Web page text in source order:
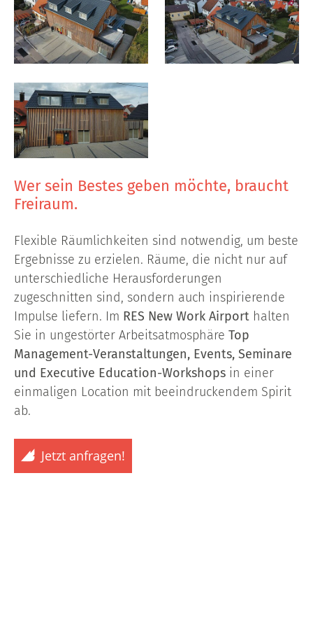
Wer sein Bestes geben möchte, braucht
Freiraum.
Flexible Räumlichkeiten sind notwendig, um beste
Ergebnisse zu erzielen. Räume, die nicht nur auf
unterschiedliche Herausforderungen
zugeschnitten sind, sondern auch inspirierende
Impulse liefern. Im RES New Work Airport halten
Sie in ungestörter Arbeitsatmosphäre Top
Management-Veranstaltungen, Events, Seminare
und Executive Education-Workshops in einer
einmaligen Location mit beeindruckendem Spirit
ab.
Jetzt anfragen!